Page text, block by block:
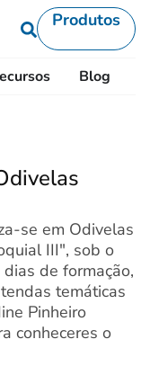
Produtos
Blog
se em Odivelas
III", sob o
de formação,
temáticas
Pinheiro
conheceres o